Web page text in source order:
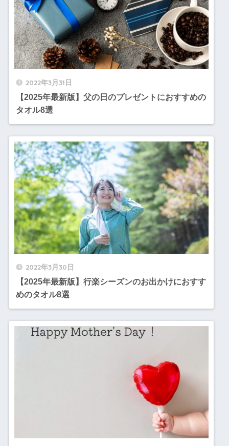
2022年3月31日
【2025年最新版】父の日のプレゼントにおすすめの
タオル8選
2022年3月30日
【2025年最新版】行楽シーズンのお出かけにおすす
めのタオル8選